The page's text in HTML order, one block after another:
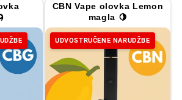
CBN Vape olovka Lemon
magla 🍋
UDVOSTRUČENE NARUDŽBE